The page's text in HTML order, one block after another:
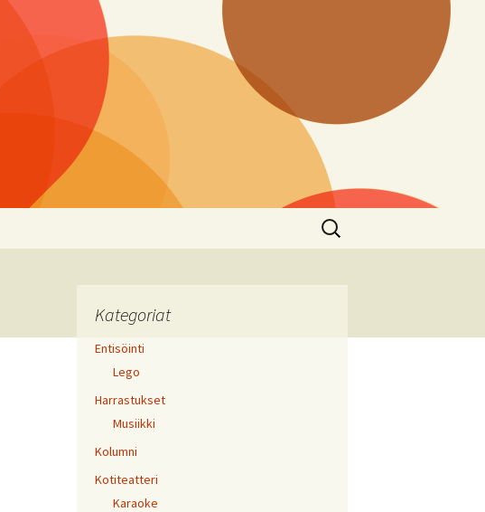
Haku:
Kategoriat
Entisöinti
Lego
Harrastukset
Musiikki
Kolumni
Kotiteatteri
Karaoke